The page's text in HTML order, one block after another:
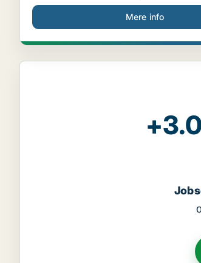
Mere info